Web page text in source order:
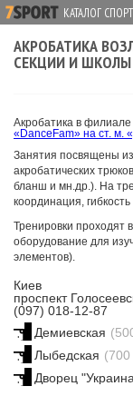
КАТАЛОГ
АКРОБАТИКА
СЕКЦИИ И ШКОЛЫ
Акробатика в
«DanceFam» на ст. м.
Занятия посвящены
акробатических
бланш и мн.др.). На
координация,
Тренировки проходят
оборудование для
элементов).
Киев
проспект
(097) 018-12-87
Демиевская
Лыбедская
Дворец